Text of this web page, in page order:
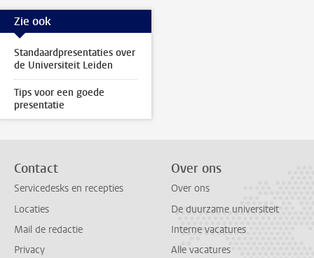
Zie ook
Standaardpresentaties over
de Universiteit Leiden
Tips voor een goede
presentatie
Contact
Servicedesks en recepties
Locaties
Mail de redactie
Privacy
Over ons
Over ons
De duurzame universiteit
Interne vacatures
Alle vacatures